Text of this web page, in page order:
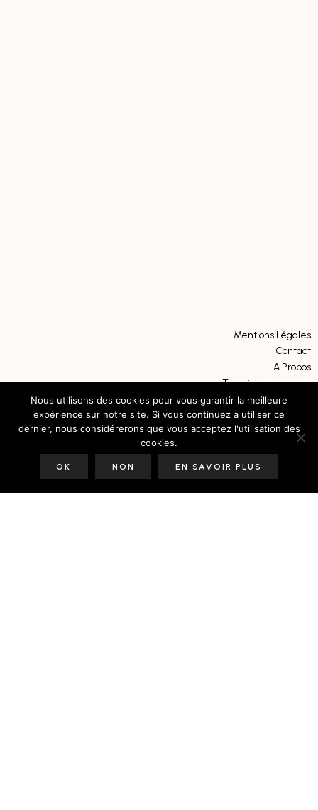
Mentions Légales
Contact
A Propos
Travailler avec nous
Soutenir notre travail
Nous utilisons des cookies pour vous garantir la meilleure
expérience sur notre site. Si vous continuez à utiliser ce
dernier, nous considérerons que vous acceptez l'utilisation des
cookies.
OK NON EN SAVOIR PLUS